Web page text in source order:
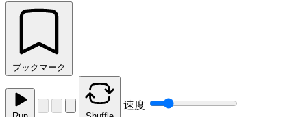
ブックマーク
速度